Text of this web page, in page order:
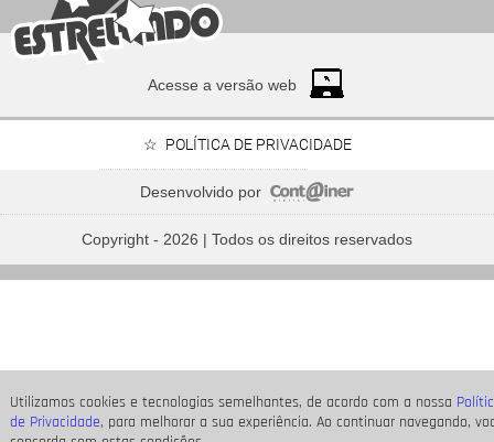
Utilizamos cookies e tecnologias semelhantes, de acordo com a nossa
de Privacidade, para melhorar a sua experiência. Ao continuar navegando,
que passarão o Dia dos Pais à espera de seus bebês
Acesse a versão web
POLÍTICA DE PRIVACIDADE
Desenvolvido por
Copyright - 2026 | Todos os direitos reservados